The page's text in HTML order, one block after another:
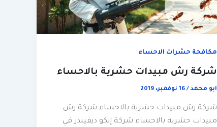
مكافحة حشرات الاحساء
شركة رش مبيدات حشرية بالاحساء
ابو محمد/16 نوفمبر، 2019
شركة رش مبيدات حشرية بالاحساء شركة رش
مبيدات حشرية بالاحساء شركة إيكو ديفيندر في